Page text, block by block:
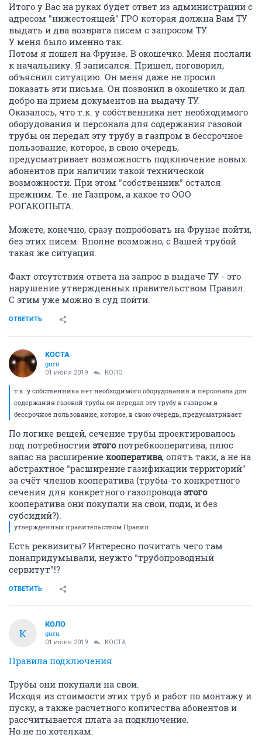
Итого у Вас на руках будет ответ из администрации с
адресом "нижестоящей" ГРО которая должна Вам ТУ
выдать и два возврата писем с запросом ТУ.
У меня было именно так.
Потом я пошел на Фрунзе. В окошечко. Меня послали
к начальнику. Я записался. Пришел, поговорил,
объяснил ситуацию. Он меня даже не просил
показать эти письма. Он позвонил в окошечко и дал
добро на прием документов на выдачу ТУ.
Оказалось, что т.к. у собственника нет необходимого
оборудования и персонала для содержания газовой
трубы он передал эту трубу в газпром в бессрочное
пользование, которое, в свою очередь,
предусматривает возможность подключение новых
абонентов при наличии такой технической
возможности. При этом "собственник" остался
прежним. Т.е. не Газпром, а какое то ООО
РОГАКОПЫТА.
Можете, конечно, сразу попробовать на Фрунзе пойти,
без этих писем. Вполне возможно, с Вашей трубой
такая же ситуация.
Факт отсутствия ответа на запрос в выдаче ТУ - это
нарушение утвержденных правительством Правил.
С этим уже можно в суд пойти.
ОТВЕТИТЬ
KOCTA
guru
01 июня 2019 КОЛО
т.к. у собственника нет необходимого оборудования и персонала для
содержания газовой трубы он передал эту трубу в газпром в
бессрочное пользование, которое, в свою очередь, предусматривает
По логике вещей, сечение трубы проектировалось
под потребностии этогопотребкооператива, плюс
запас на расширение кооператива, опять таки, а не на
абстрактное "расширение газификации территорий"
за счёт членов кооператива (трубы-то конкретного
сечения для конкретного газопровода этого
кооператива они покупали на свои, поди, и без
субсидий?).
утвержденных правительством Правил.
Есть реквизиты? Интересно почитать чего там
понапридумывали, неужто "трубопроводный
сервитут"!?
ОТВЕТИТЬ
К
КОЛО
guru
01 июня 2019 KOCTA
Правила подключения
Трубы они покупали на свои.
Исходя из стоимости этих труб и работ по монтажу и
пуску, а также расчетного количества абонентов и
рассчитывается плата за подключение.
Но не по хотелкам.